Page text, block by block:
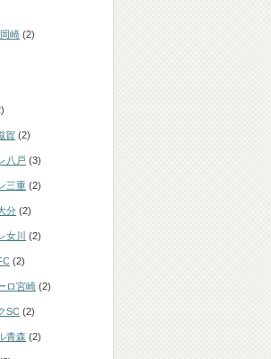
崎 (2)
賀 (2)
八戸 (3)
三重 (2)
分 (2)
女川 (2)
(2)
ロ宮崎 (2)
SC (2)
青森 (2)